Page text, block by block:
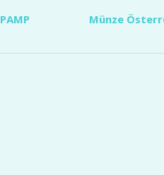
PAMP
Münze